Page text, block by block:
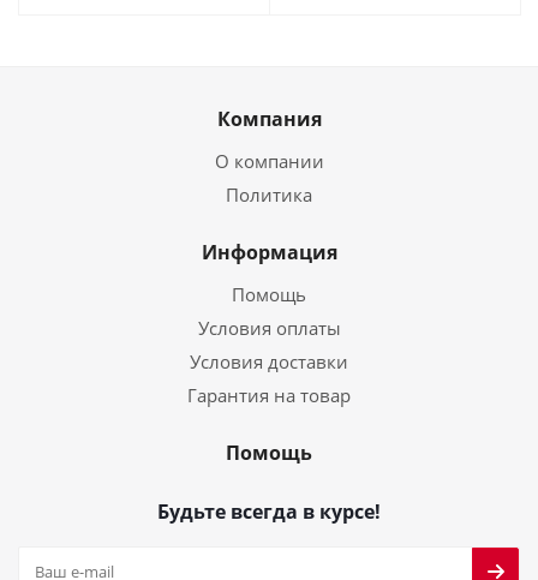
Компания
О компании
Политика
Информация
Помощь
Условия оплаты
Условия доставки
Гарантия на товар
Помощь
Будьте всегда в курсе!